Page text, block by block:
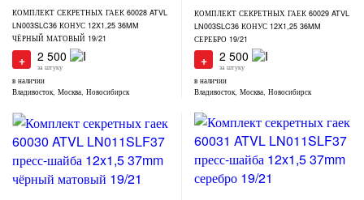
КОМПЛЕКТ СЕКРЕТНЫХ ГАЕК 60028 ATVL
LN003SLC36 КОНУС 12X1,25 36MM
ЧЁРНЫЙ МАТОВЫЙ 19/21
+ 2 500
за штуку
в наличии
Владивосток, Москва, Новосибирск
КОМПЛЕКТ СЕКРЕТНЫХ ГАЕК 60029 ATVL
LN003SLC36 КОНУС 12X1,25 36MM
СЕРЕБРО 19/21
+ 2 500
за штуку
в наличии
Владивосток, Москва, Новосибирск